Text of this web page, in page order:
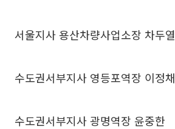
서울지사 용산차량사업소장 차두열
수도권서부지사 영등포역장 이정채
수도권서부지사 광명역장 윤중한